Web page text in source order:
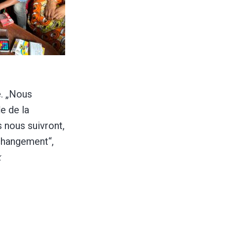
„Nous
de la
nous suivront,